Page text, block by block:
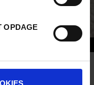
OPDAGE